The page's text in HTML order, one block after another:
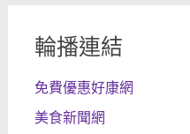
輪播連結
免費優惠好康網
美食新聞網